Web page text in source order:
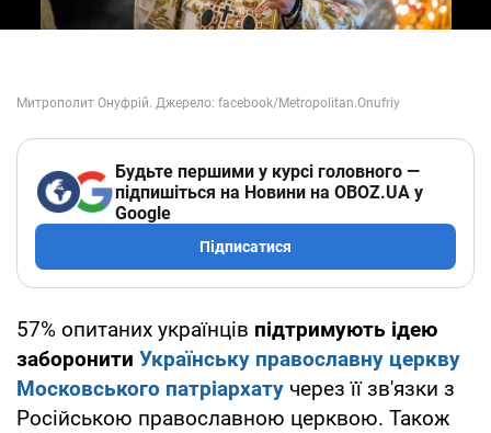
Будьте першими у курсі головного —
підпишіться на Новини на OBOZ.UA у
Google
Підписатися
57% опитаних українців підтримують ідею
заборонити Українську православну церкву
Московського патріархату через її зв'язки з
Російською православною церквою. Також